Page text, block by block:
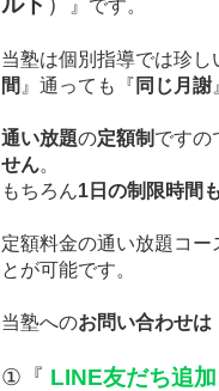
』 です。
当塾は個別指導では珍し
間 』通っても 『 同じ月謝
通い放題の定額制 ですの
せん。
もちろん1日の制限時間
定額料金の通い放題コ
とが可能です。
当塾へのお問い合わせは
①『 LINE友だち追加